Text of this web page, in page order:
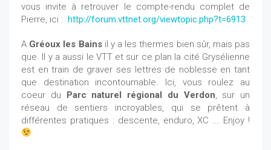
vous invite à retrouver le compte-rendu complet de
Pierre, ici : http://forum.vttnet.org/viewtopic.php?t=6913
A Gréoux les Bainsil y a les thermes bien sûr, mais pas
que. Il y a aussi le VTT et sur ce plan la cité Grysélienne
est en train de graver ses lettres de noblesse en tant
que destination incontournable. Ici, vous roulez au
coeur du Parc naturel régional du Verdon, sur un
réseau de sentiers incroyables, qui se prêtent à
différentes pratiques : descente, enduro, XC ... Enjoy !